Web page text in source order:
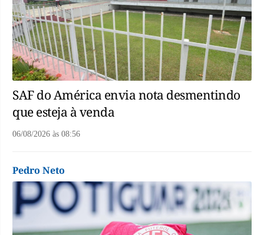
SAF do América envia nota desmentindo
que esteja à venda
06/08/2026 às 08:56
Pedro Neto